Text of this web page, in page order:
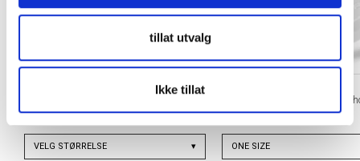
tillat utvalg
Ikke tillat
ORTHO MOVEMENT
kr 399
VELG STØRRELSE ▾
x PASTE Grip Tape
kr 250
ONE SIZE